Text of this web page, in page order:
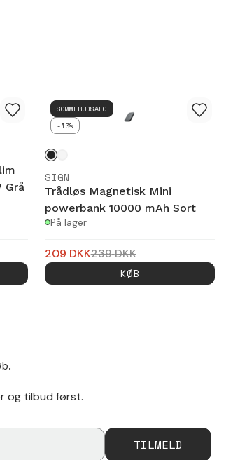
Grå
SOMMERUDSALG
-13%
SIGN
Trådløs Magnetisk Mini
powerbank 10000 mAh Sort
På lager
209 DKK239DKK
KØB
og tilbud først.
TILMELD